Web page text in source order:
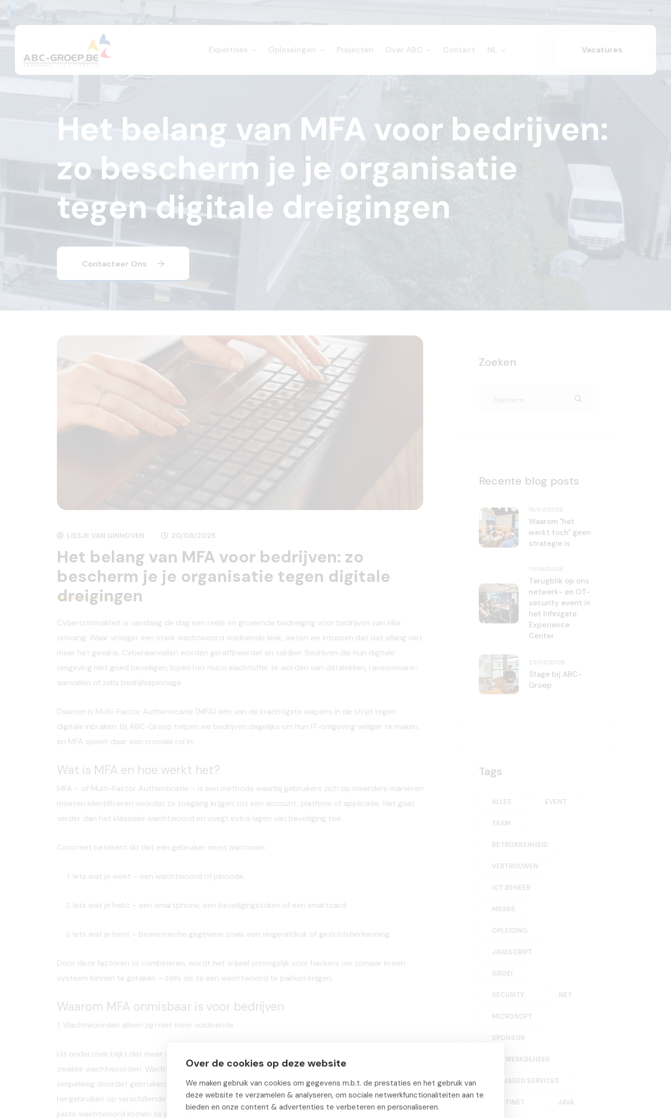
Expertises Oplossingen Projecten Over ABC Contact NL Vacatures
Het belang van MFA voor bedrijven:
zo bescherm je je organisatie
tegen digitale dreigingen
Contacteer Ons
LIESJE VAN GINHOVEN 20/08/2025
Het belang van MFA voor bedrijven: zo
bescherm je je organisatie tegen digitale
dreigingen
Cybercriminaliteit is vandaag de dag een reële en groeiende bedreiging voor bedrijven van elke
omvang. Waar vroeger een sterk wachtwoord voldoende leek, weten we intussen dat dat allang niet
meer het geval is. Cyberaanvallen worden geraffineerder en talrijker. Bedrijven die hun digitale
omgeving niet goed beveiligen, lopen het risico slachtoffer te worden van datalekken, ransomware-
aanvallen of zelfs bedrijfsspionage.
Daarom is Multi-Factor Authenticatie (MFA) één van de krachtigste wapens in de strijd tegen
digitale inbraken. Bij ABC-Groep helpen we bedrijven dagelijks om hun IT-omgeving veiliger te maken,
en MFA speelt daar een cruciale rol in.
Wat is MFA en hoe werkt het?
MFA – of Multi-Factor Authenticatie – is een methode waarbij gebruikers zich op meerdere manieren
moeten identificeren voordat ze toegang krijgen tot een account, platform of applicatie. Het gaat
verder dan het klassieke wachtwoord en voegt extra lagen van beveiliging toe.
Concreet betekent dit dat een gebruiker moet aantonen:
Iets wat je weet – een wachtwoord of pincode.
Iets wat je hebt – een smartphone, een beveiligingstoken of een smartcard.
Iets wat je bent – biometrische gegevens zoals een vingerafdruk of gezichtsherkenning.
Door deze factoren te combineren, wordt het vrijwel onmogelijk voor hackers om zomaar in een
systeem binnen te geraken – zelfs als ze een wachtwoord te pakken krijgen.
Waarom MFA onmisbaar is voor bedrijven
1. Wachtwoorden alleen zijn niet meer voldoende
Uit onderzoek blijkt dat meer dan 80% van de datalekken
zwakke wachtwoorden. Wachtwoorden kunnen makkelijk gelekt worden via phishing, datalekken of
simpelweg doordat gebruikers te eenvoudige combinaties kiezen en dezelfde wachtwoorden
hergebruiken op verschillende platformen. MFA maakt het hackers aanzienlijk moeilijker: zelfs mét het
juiste wachtwoord komen ze zonder tweede verificatiefactor niet verder.
Zoeken
Recente blog posts
16/07/2026
Waarom "het
werkt toch" geen
strategie is
17/06/2026
Terugblik op ons
netwerk- en OT-
security event in
het Infinigate
Experience
Center
25/05/2026
Stage bij ABC-
Groep
Tags
ALLES EVENT
TEAM
BETROKKENHEID
VERTROUWEN
ICT BEHEER
MS365
OPLEIDING
JAVASCRIPT
GROEI
SECURITY .NET
MICROSOFT
SPONSOR
NETWERKBEHEER
MANAGED SERVICES
FORTINET JAVA
Over de cookies op deze website
We maken gebruik van cookies om gegevens m.b.t. de prestaties en het gebruik van
deze website te verzamelen & analyseren, om sociale netwerkfunctionaliteiten aan te
bieden en onze content & advertenties te verbeteren en personaliseren.